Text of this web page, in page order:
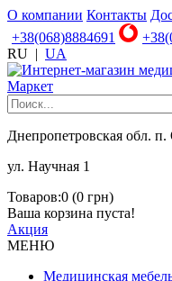
О компании Контакты
+38(068)8884691
RU | UA
Днепропетровская обл.
ул. Научная 1
Товаров:0 (0 грн)
Ваша корзина пуста!
Акция
МЕНЮ
Медицинская